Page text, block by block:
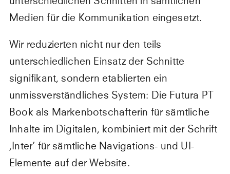
Medien für die Kommunikation eingesetzt.
Wir reduzierten nicht nur den teils
unterschiedlichen Einsatz der Schnitte
signifikant, sondern etablierten ein
unmissverständliches System: Die Futura PT
Book als Markenbotschafterin für sämtliche
Inhalte im Digitalen, kombiniert mit der Schrift
,Inter’ für sämtliche Navigations- und UI-
Elemente auf der Website.